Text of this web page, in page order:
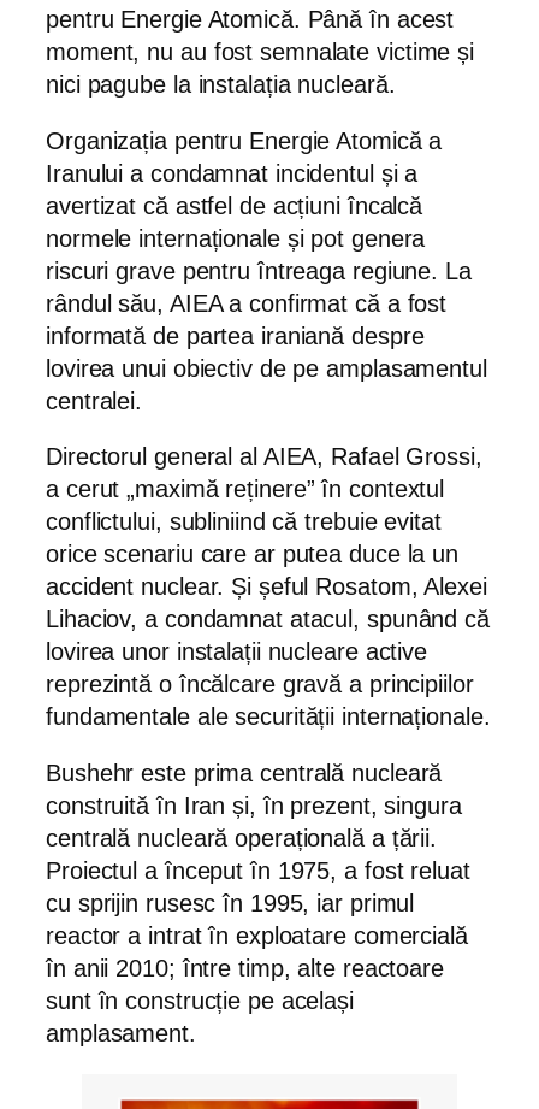
pentru Energie Atomică. Până în acest
moment, nu au fost semnalate victime și
nici pagube la instalația nucleară.
Organizația pentru Energie Atomică a
Iranului a condamnat incidentul și a
avertizat că astfel de acțiuni încalcă
normele internaționale și pot genera
riscuri grave pentru întreaga regiune. La
rândul său, AIEA a confirmat că a fost
informată de partea iraniană despre
lovirea unui obiectiv de pe amplasamentul
centralei.
Directorul general al AIEA, Rafael Grossi,
a cerut „maximă reținere” în contextul
conflictului, subliniind că trebuie evitat
orice scenariu care ar putea duce la un
accident nuclear. Și șeful Rosatom, Alexei
Lihaciov, a condamnat atacul, spunând că
lovirea unor instalații nucleare active
reprezintă o încălcare gravă a principiilor
fundamentale ale securității internaționale.
Bushehr este prima centrală nucleară
construită în Iran și, în prezent, singura
centrală nucleară operațională a țării.
Proiectul a început în 1975, a fost reluat
cu sprijin rusesc în 1995, iar primul
reactor a intrat în exploatare comercială
în anii 2010; între timp, alte reactoare
sunt în construcție pe același
amplasament.